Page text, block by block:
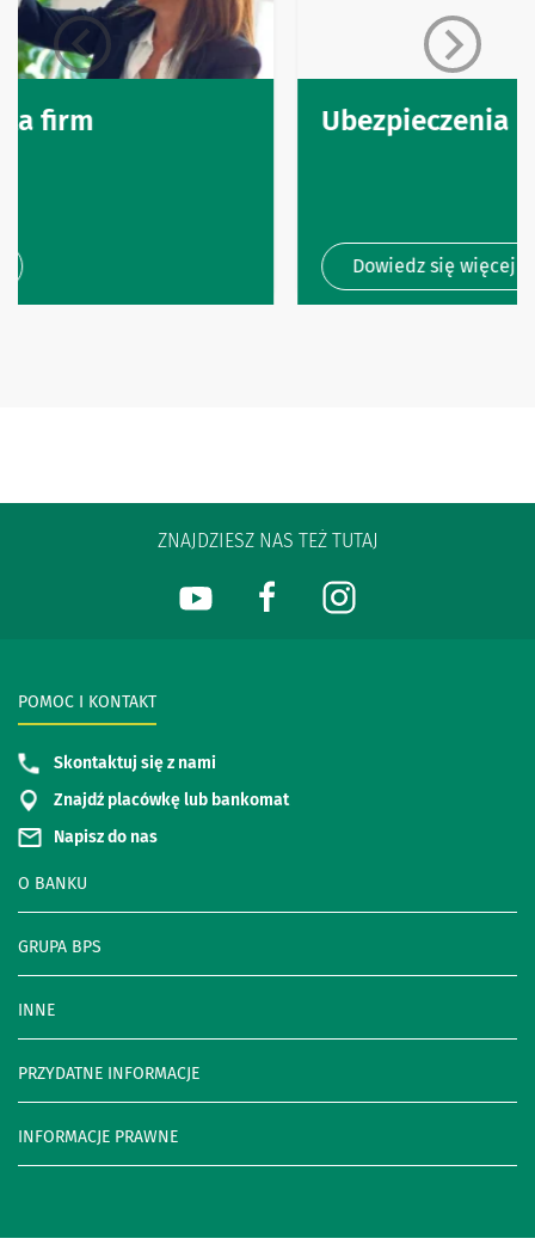
Ubezpieczenia dla rolników
ZNAJDZIESZ NAS TEŻ TUTAJ
O BANKU
GRUPA BPS
INNE
POMOC I KONTAKT
Skontaktuj się z nami
Znajdź placówkę lub bankomat
Napisz do nas
PRZYDATNE INFORMACJE
INFORMACJE PRAWNE